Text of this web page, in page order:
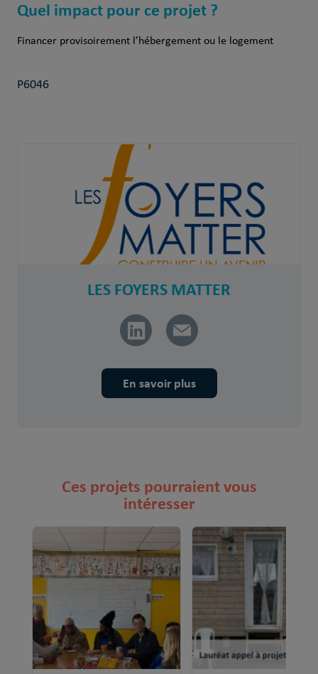
Quel impact pour ce projet ?
Financer provisoirement l’hébergement ou le logement
P6046
LES FOYERS MATTER
En savoir plus
Ces projets pourraient vous
intéresser